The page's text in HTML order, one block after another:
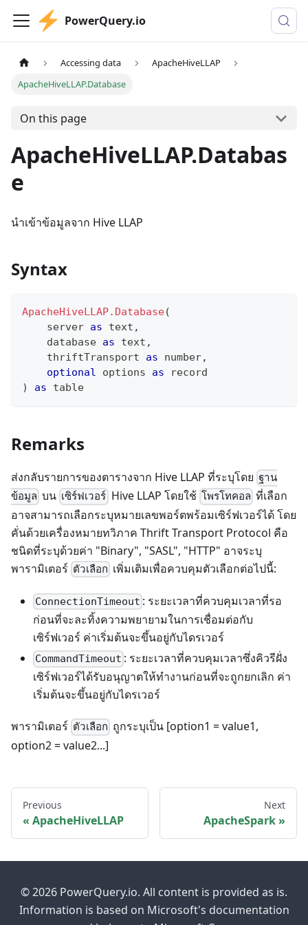
PowerQuery.io
Accessing data
ApacheHiveLLAP
ApacheHiveLLAP.Database
On this page
ApacheHiveLLAP.Databas
e
นำเข้าข้อมูลจาก Hive LLAP
Syntax
ApacheHiveLLAP.Database(
    server
as text ,
    database
as text ,
    thriftTransport
as number,
optional options as
record
)
as table
Remarks
ส่งกลับรายการของตารางจาก Hive LLAP ที่ระบุโดย ฐาน
ข้อมูล บน เซิร์ฟเวอร์Hive LLAP โดยใช้ โพรโทคอล ที่เลือก
อาจสามารถเลือกระบุหมายเลขพอร์ตพร้อมเซิร์ฟเวอร์ได้ โดย
คั่นด้วยเครื่องหมายทวิภาค Thrift Transport Protocol คือ
ชนิดที่ระบุด้วยค่า "Binary", "SASL", "HTTP" อาจระบุ
พารามิเตอร์ ตัวเลือก เพิ่มเติมเพื่อควบคุมตัวเลือกต่อไปนี้:
ConnectionTimeout : ระยะเวลาที่ควบคุมเวลาที่รอ
ก่อนที่จะละทิ้งความพยายามในการเชื่อมต่อกับ
เซิร์ฟเวอร์ ค่าเริ่มต้นจะขึ้นอยู่กับไดรเวอร์
CommandTimeout : ระยะเวลาที่ควบคุมเวลาซึ่งคิวรีฝั่ง
เซิร์ฟเวอร์ได้รับอนุญาตให้ทำงานก่อนที่จะถูกยกเลิก ค่า
เริ่มต้นจะขึ้นอยู่กับไดรเวอร์
พารามิเตอร์ ตัวเลือก ถูกระบุเป็น [option1 = value1,
option2 = value2...]
Previous
ApacheHiveLLAP
Next
ApacheSpark
© 2026 PowerQuery.io. All content is provided as is.
Information is based on Microsoft's documentation